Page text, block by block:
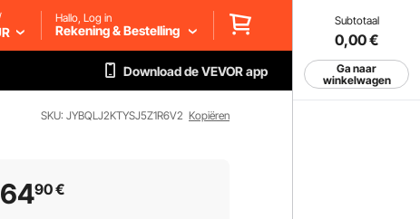
Subtotaal
0,00€
Ga naar
winkelwagen
Hallo, Log in
Rekening & Bestelling
Download de VEVOR app
SKU: JYBQLJ2KTYSJ5Z1R6V2 Kopiëren
90€